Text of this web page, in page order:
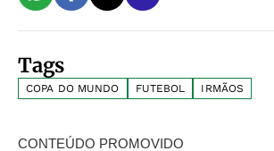
Tags
COPA DO MUNDO FUTEBOL IRMÃOS